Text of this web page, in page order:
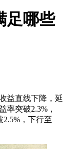
足哪些
益直线下降，延
率突破2.3%，
，下行至